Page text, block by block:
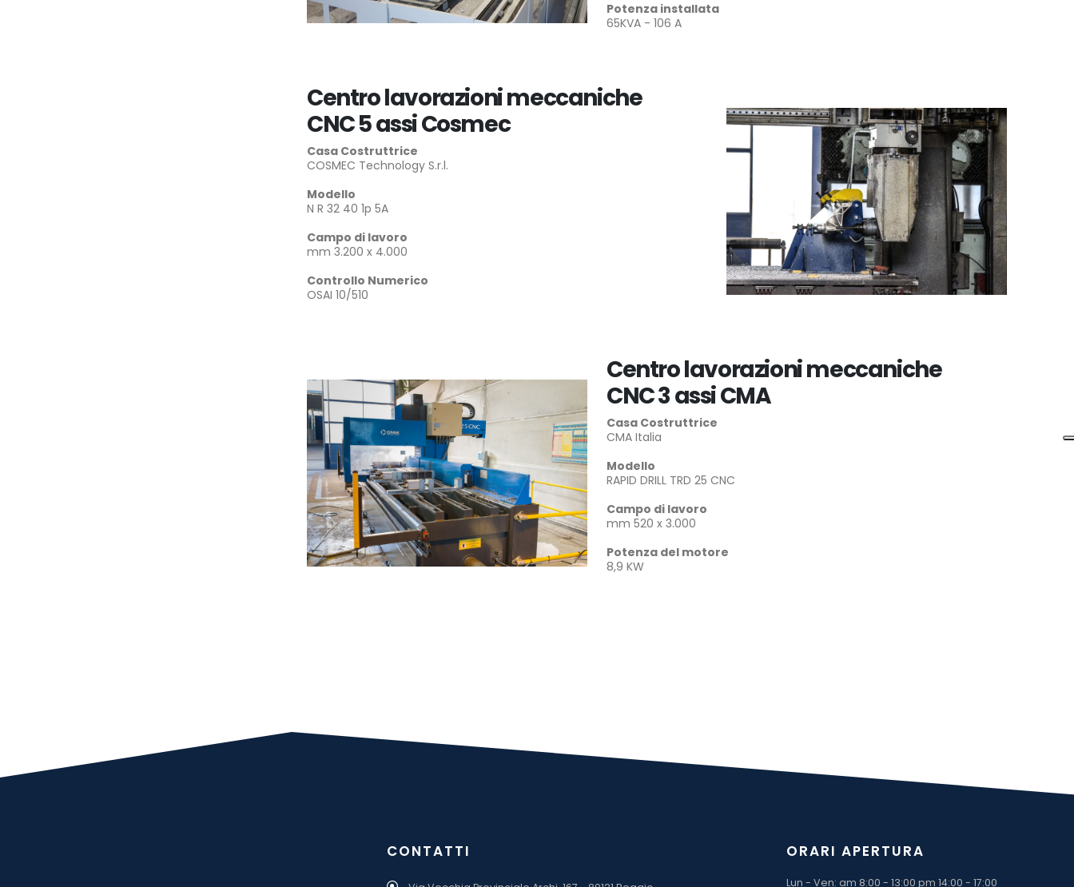
Potenza installata
65KVA - 106 A
Centro lavorazioni meccaniche
CNC 5 assi Cosmec
Casa Costruttrice
COSMEC Technology S.r.l.
Modello
N R 32 40 1p 5A
Campo di lavoro
mm 3.200 x 4.000
Controllo Numerico
OSAI 10/510
Centro lavorazioni meccaniche
CNC 3 assi CMA
Casa Costruttrice
CMA Italia
Modello
RAPID DRILL TRD 25 CNC
Campo di lavoro
mm 520 x 3.000
Potenza del motore
8,9 KW
CONTATTI ORARI APERTURA
Lun - Ven: am 8:00 - 13:00 pm 14:00 - 17:00